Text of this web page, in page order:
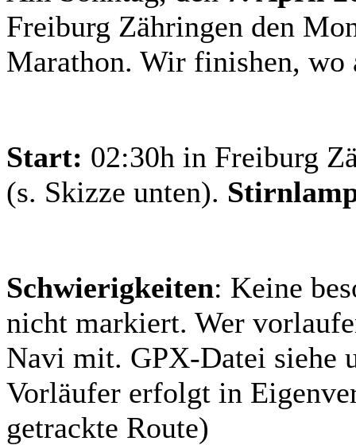
Freiburg Zähringen den
Marathon. Wir finishen, wo
Start: 02:30h in Freiburg
(s. Skizze unten).
Schwierigkeiten: Keine
nicht markiert. Wer
Navi mit. GPX-Datei siehe
Vorläufer erfolgt in
getrackte Route)